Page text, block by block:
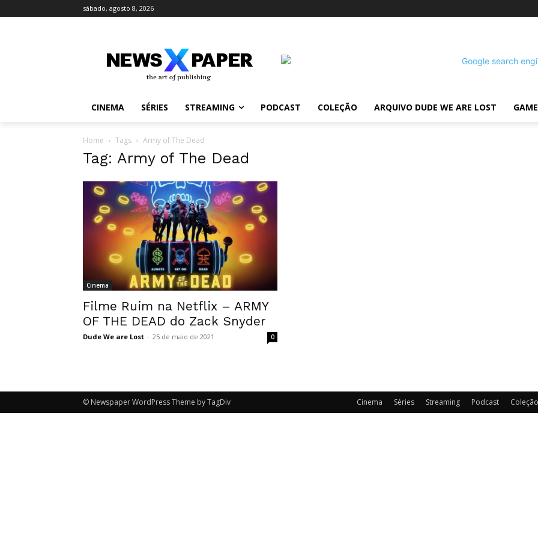
sábado, agosto 8, 2026
CINEMA SÉRIES STREAMING PODCAST COLEÇÃO ARQUIVO DUDE WE ARE LOST
Home Tags Army of The Dead
Tag: Army of The Dead
Cinema
Filme Ruim na Netflix – ARMY
OF THE DEAD do Zack Snyder
Dude We are Lost - 25 de maio de 2021 0
Cinema Séries Streaming Podcast Coleção
© Newspaper WordPress Theme by TagDiv